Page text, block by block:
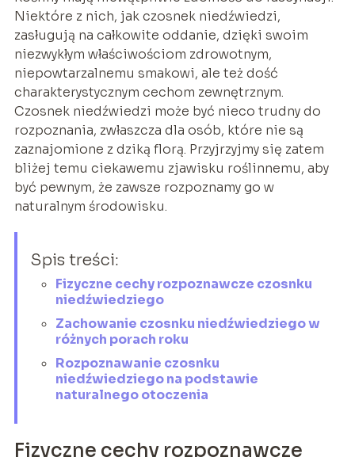
Niektóre z nich, jak czosnek niedźwiedzi,
zasługują na całkowite oddanie, dzięki swoim
niezwykłym właściwościom zdrowotnym,
niepowtarzalnemu smakowi, ale też dość
charakterystycznym cechom zewnętrznym.
Czosnek niedźwiedzi może być nieco trudny do
rozpoznania, zwłaszcza dla osób, które nie są
zaznajomione z dziką florą. Przyjrzyjmy się zatem
bliżej temu ciekawemu zjawisku roślinnemu, aby
być pewnym, że zawsze rozpoznamy go w
naturalnym środowisku.
Spis treści:
Fizyczne cechy rozpoznawcze czosnku
niedźwiedziego
Zachowanie czosnku niedźwiedziego w
różnych porach roku
Rozpoznawanie czosnku
niedźwiedziego na podstawie
naturalnego otoczenia
Fizyczne cechy rozpoznawcze